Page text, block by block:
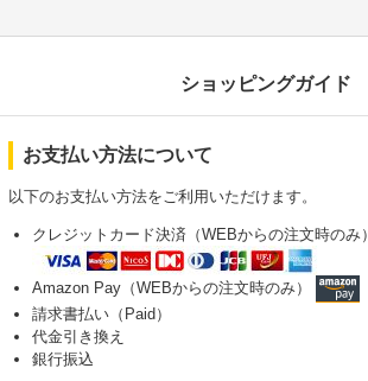
ショッピングガイド
お支払い方法について
以下のお支払い方法をご利用いただけます。
クレジットカード決済（WEBからの注文時のみ）
Amazon Pay（WEBからの注文時のみ）
請求書払い（Paid）
代金引き換え
銀行振込